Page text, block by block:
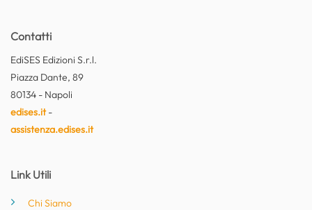
Contatti
EdiSES Edizioni S.r.l.
Piazza Dante, 89
80134 - Napoli
edises.it-
assistenza.edises.it
Link Utili
Chi Siamo